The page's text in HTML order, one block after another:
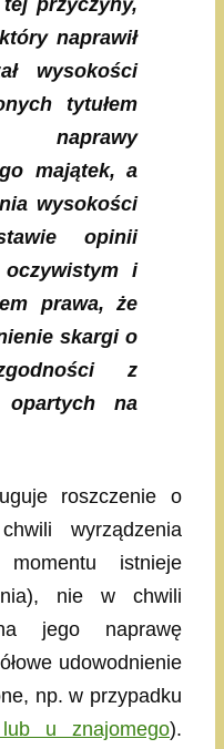
naprawił
wysokości
tytułem
majątek, a
wysokości
opinii
i
prawa, że
skargi o
z
opartych na
roszczenie o
wyrządzenia
istnieje
nie w chwili
jego naprawę
udowodnienie
np. w przypadku
lub u znajomego).